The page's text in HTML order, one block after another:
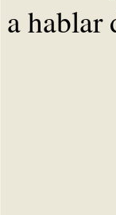
a hablar